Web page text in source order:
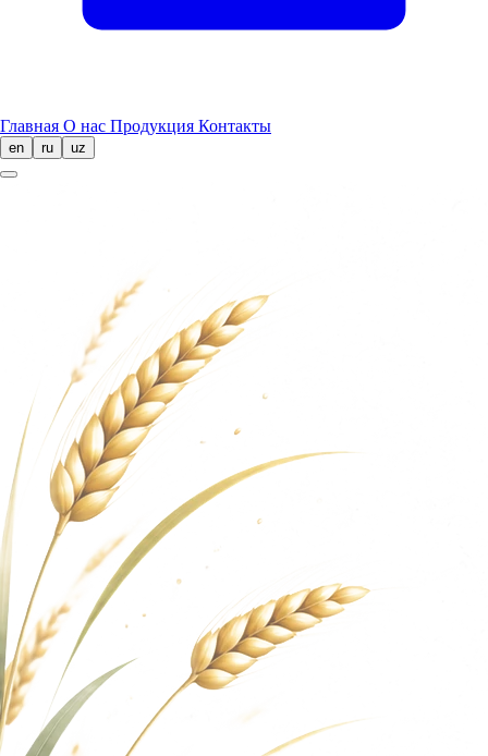
Главная О нас Продукция Контакты
en ru uz